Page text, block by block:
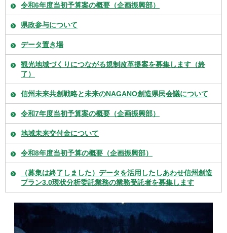
令和6年度当初予算案の概要（企画振興部）
県政参与について
データ置き場
観光地域づくりにつながる規制改革提案を募集します（終
了）
信州未来共創戦略と未来のNAGANO創造県民会議について
令和7年度当初予算案の概要（企画振興部）
地域未来交付金について
令和8年度当初予算の概要（企画振興部）
（募集は終了しました）データを活用したしあわせ信州創造
プラン3.0現状分析委託業務の業務受託者を募集します